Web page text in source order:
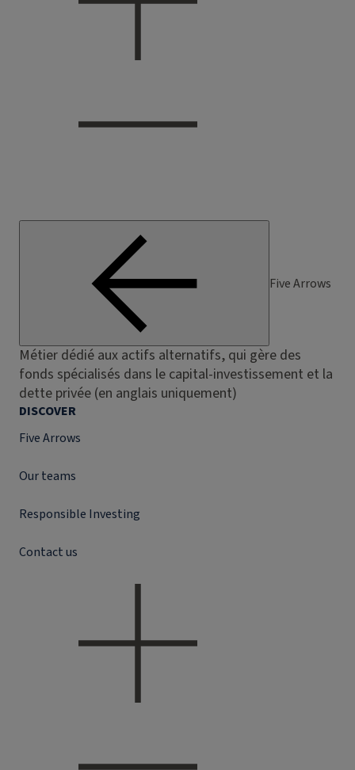
Five Arrows
Métier dédié aux actifs alternatifs, qui gère des
fonds spécialisés dans le capital-investissement et la
dette privée (en anglais uniquement)
DISCOVER
Five Arrows
Our teams
Responsible Investing
Contact us